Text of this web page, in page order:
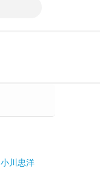
小川忠洋